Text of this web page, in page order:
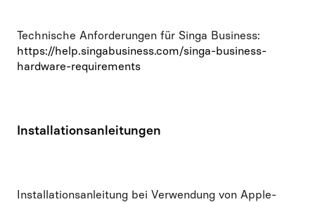
Technische Anforderungen für Singa Business:
https://help.singabusiness.com/singa-business-
hardware-requirements
Installationsanleitungen
Installationsanleitung bei Verwendung von Apple-